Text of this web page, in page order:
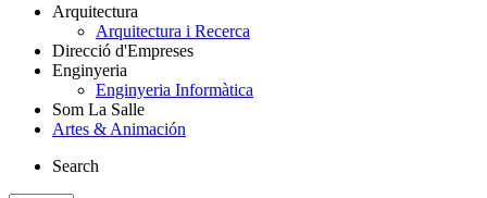
Arquitectura
Arquitectura i Recerca
Direcció d'Empreses
Enginyeria
Enginyeria Informàtica
Som La Salle
Artes & Animación
Search